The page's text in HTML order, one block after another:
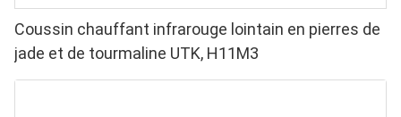
Coussin chauffant infrarouge lointain en pierres de
jade et de tourmaline UTK, H11M3